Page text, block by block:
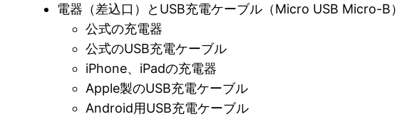
電器（差込口）とUSB充電ケーブル（Micro USB Micro-B
公式の充電器
公式のUSB充電ケーブル
iPhone、iPadの充電器
Apple製のUSB充電ケーブル
Android用USB充電ケーブル